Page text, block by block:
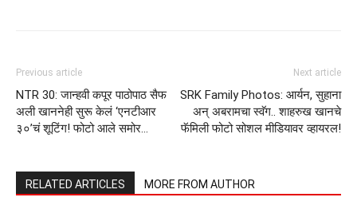
Previous article
NTR 30: जान्हवी कपूर पाठोपाठ सैफ
अली खाननेही सुरू केलं ‘एनटीआर
३०’चं शूटिंग! फोटो आले समोर…
Next article
SRK Family Photos: आर्यन, सुहाना
अन् अबरामचा स्वॅग.. शाहरुख खानचे
फॅमिली फोटो सोशल मीडियावर व्हायरल!
RELATED ARTICLES MORE FROM AUTHOR